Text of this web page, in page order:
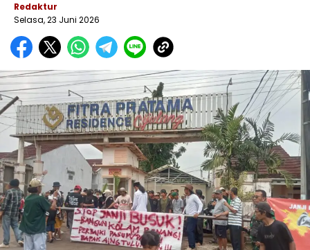
Redaktur
Selasa, 23 Juni 2026